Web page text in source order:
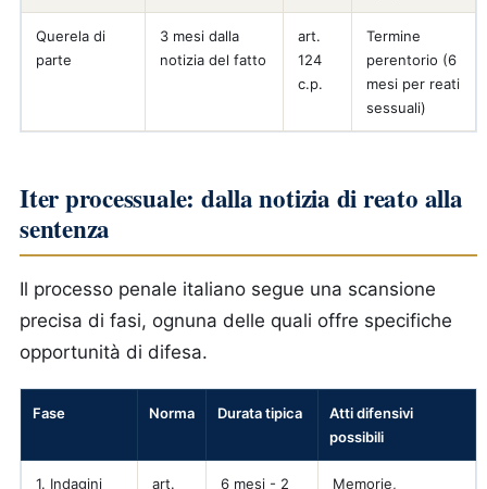
Querela di
parte
3 mesi dalla
notizia del fatto
art.
124
c.p.
Termine
perentorio (6
mesi per reati
sessuali)
Iter processuale: dalla notizia di reato alla
sentenza
Il processo penale italiano segue una scansione
precisa di fasi, ognuna delle quali offre specifiche
opportunità di difesa.
Fase Norma Durata tipica
Atti difensivi
possibili
1. Indagini
art.
6 mesi - 2
Memorie,